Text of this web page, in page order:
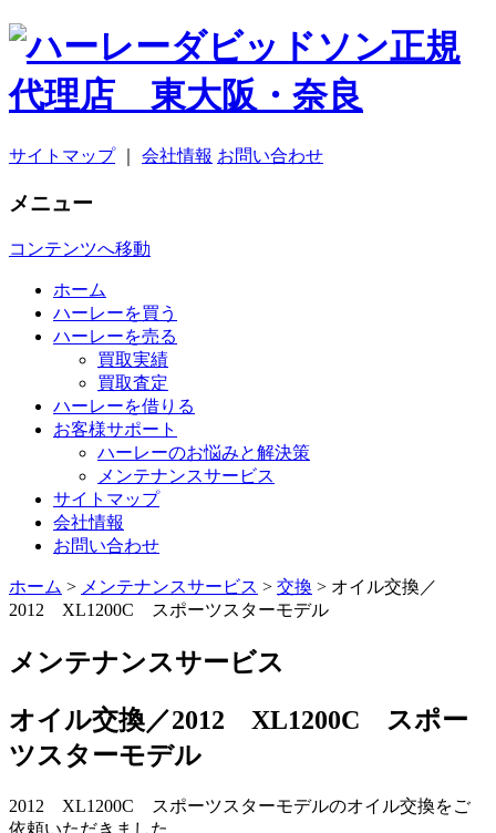
サイトマップ｜ 会社情報 お問い合わせ
メニュー
コンテンツへ移動
ホーム
ハーレーを買う
ハーレーを売る
買取実績
買取査定
ハーレーを借りる
お客様サポート
ハーレーのお悩みと解決策
メンテナンスサービス
サイトマップ
会社情報
お問い合わせ
ホーム > メンテナンスサービス > 交換 > オイル交換／
2012 XL1200C スポーツスターモデル
メンテナンスサービス
オイル交換／2012 XL1200C スポー
ツスターモデル
2012 XL1200C スポーツスターモデルのオイル交換をご
依頼いただきました。